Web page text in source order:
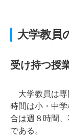
大学教員
受け持つ授
大学教員は専
時間は小・中
合は週８時間
である。